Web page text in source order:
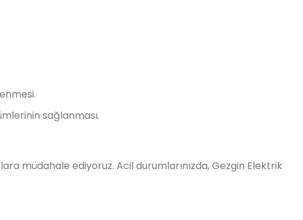
sağlanması.
müdahale ediyoruz. Acil durumlarınızda, Gezgin Elektrik